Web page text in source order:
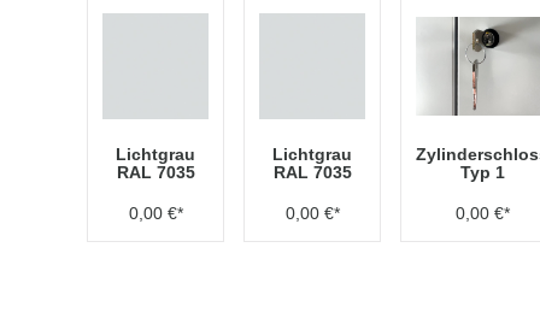
Lichtgrau
RAL 7035
0,00 €*
Lichtgrau
RAL 7035
0,00 €*
Typ 1
0,00 €*